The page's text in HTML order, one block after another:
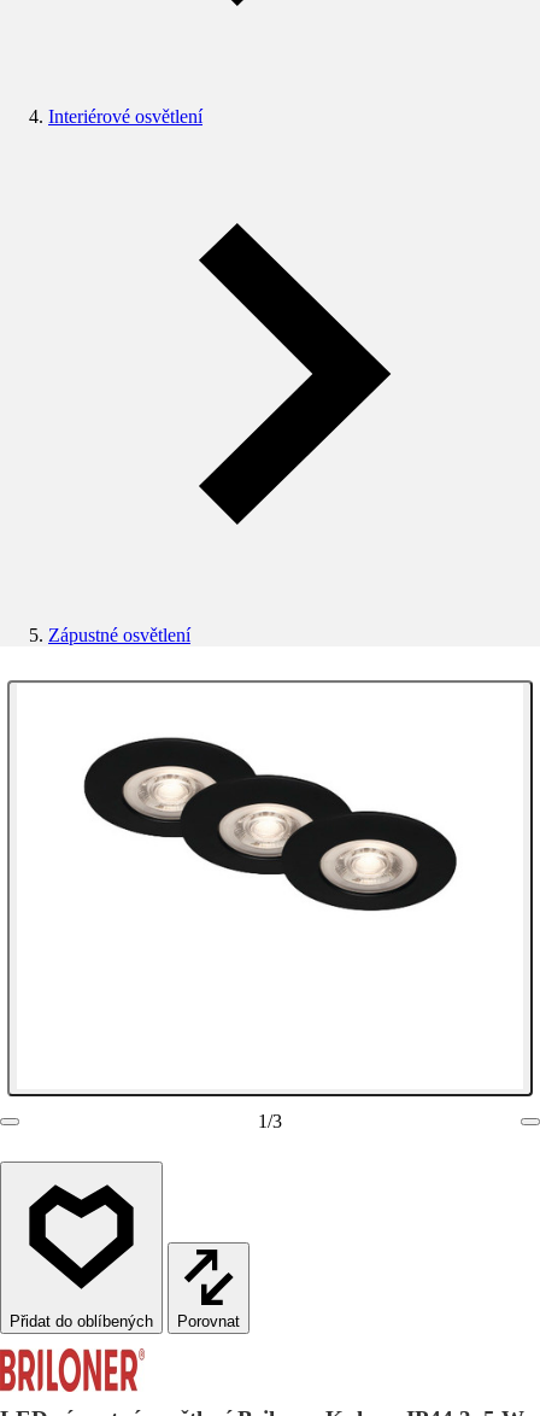
Interiérové osvětlení
Zápustné osvětlení
1/3
Porovnat